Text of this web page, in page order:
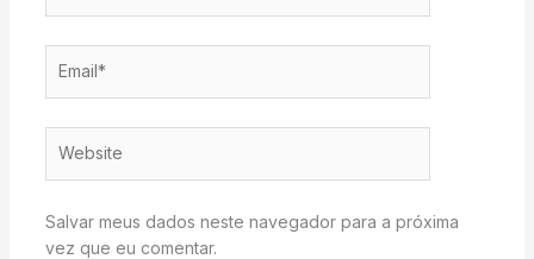
Salvar meus dados neste navegador para a próxima
vez que eu comentar.